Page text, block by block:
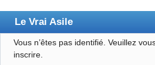
Le Vrai Asile
Accueil
Vous n’êtes pas identifié. Veuillez
inscrire.